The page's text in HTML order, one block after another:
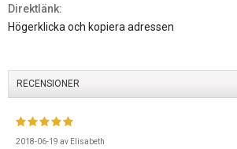
Direktlänk:
Högerklicka och kopiera adressen
RECENSIONER
2018-06-19 av Elisabeth